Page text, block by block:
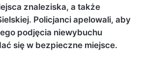
znaleziska, a także
Policjanci apelowali, aby
podjęcia niewybuchu
się w bezpieczne miejsce.